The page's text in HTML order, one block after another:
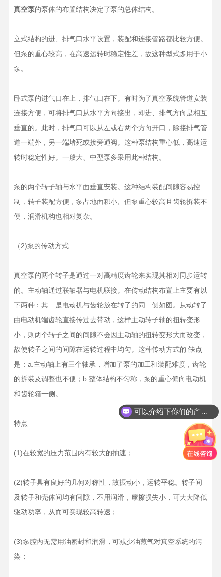
真空泵的泵体的布置结构决定了泵的总体结构。
立式结构的进、排气口水平设置，装配和连接管路都比较方便。
但泵的重心较高，在高速运转时稳定性差，故这种型式多用于小
泵。
卧式泵的进气口在上，排气口在下。有时为了真空系统管道安装
连接方便，可将排气口从水平方向接出，即进、排气方向是相互
垂直的。此时，排气口可以从左或右两个方向开口，除接排气管
道一端外，另一端堵死或接旁通阀。这种泵结构重心低，高速运
转时稳定性好。一般大、中型泵多采用此种结构。
泵的两个转子轴与水平面垂直安装。这种结构装配间隙容易控
制，转子装配方便，泵占地面积小。但泵重心较高且齿轮拆装不
便，润滑机构也相对复杂。
（2)泵的传动方式
真空泵的两个转子是通过一对高精度齿轮来实现其相对同步运转
的。主动轴通过联轴器与电机联接。在传动结构布置上主要有以
下两种：其一是电动机与齿轮放在转子的同一侧如图。从动转子
由电动机端齿轮直接传过去带动，这样主动转子轴的扭转变形
小，则两个转子之间的间隙不会因主动轴的扭转变形大而改变，
故使转子之间的间隙在运转过程中均匀。这种传动方式的 缺点
是：a.主动轴上有三个轴承，增加了泵的加工和装配难度，齿轮
的拆装及调整也不便；b.整体结构不匀称，泵的重心偏向电动机
和齿轮箱一侧。
特点
(1)在较宽的压力范围内有较大的抽速；
(2)转子具有良好的几何对称性，故振动小，运转平稳。转子间
及转子和壳体间均有间隙，不用润滑，摩擦损失小，可大大降低
驱动功率，从而可实现较高转速；
(3)泵腔内无需用油密封和润滑，可减少油蒸气对真空系统的污
染；
可以介绍下你们的产品么？